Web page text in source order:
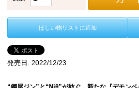
ほしい物リストに追加
発売日: 2022/12/23